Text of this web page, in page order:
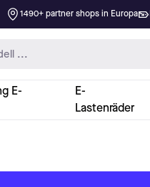
1490+ partner shops in Europa
E-
E-
Lastenräder